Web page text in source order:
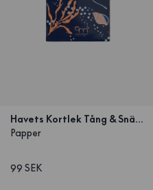
Havets Kortlek Tång & Snäcka
Papper
99 SEK